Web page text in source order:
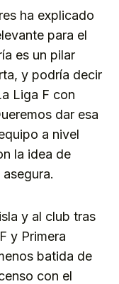
ha explicado
para el
es un pilar
y podría decir
Liga F con
dar esa
a nivel
la idea de
y al club tras
y Primera
batida de
con el